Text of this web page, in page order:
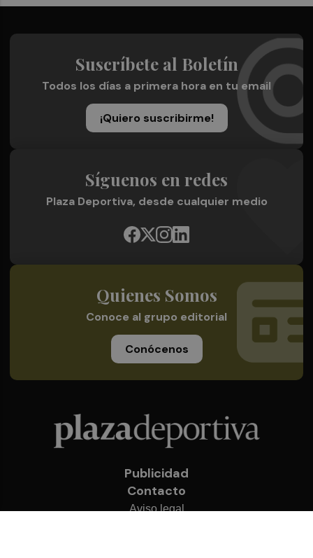
Suscríbete al Boletín
Todos los días a primera hora en tu email
¡Quiero suscribirme!
Síguenos en redes
Plaza Deportiva, desde cualquier medio
Quienes Somos
Conoce al grupo editorial
Conócenos
Publicidad
Contacto
Aviso legal